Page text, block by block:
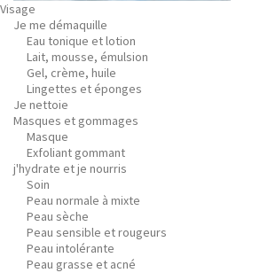
Visage
Je me démaquille
Eau tonique et lotion
Lait, mousse, émulsion
Gel, crème, huile
Lingettes et éponges
Je nettoie
Masques et gommages
Masque
Exfoliant gommant
j'hydrate et je nourris
Soin
Peau normale à mixte
Peau sèche
Peau sensible et rougeurs
Peau intolérante
Peau grasse et acné